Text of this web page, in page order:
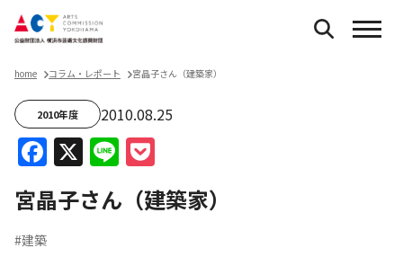
home コラム・レポート 宮晶子さん（建築家）
2010年度 2010.08.25
Facebook
X Line
宮晶子さん（建築家）
#建築